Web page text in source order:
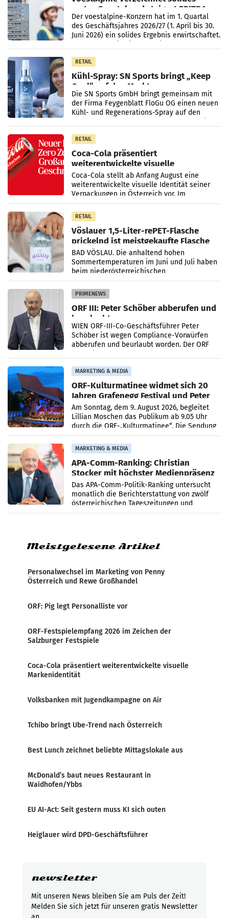
erstes Quartal und steigert EBITDA
Der voestalpine-Konzern hat im 1. Quartal
des Geschäftsjahres 2026/27 (1. April bis 30.
Juni 2026) ein solides Ergebnis erwirtschaftet.
RETAIL
Kühl-Spray: SN Sports bringt „Keep
Cool“ auf den Markt
Die SN Sports GmbH bringt gemeinsam mit
der Firma Feygenblatt FloGu OG einen neuen
Kühl- und Regenerations-Spray auf den
RETAIL
Coca-Cola präsentiert
weiterentwickelte visuelle
Markenidentität
Coca-Cola stellt ab Anfang August eine
weiterentwickelte visuelle Identität seiner
Verpackungen in Österreich vor. Im
Mittelpunkt des Redesigns stehen zentrale
Gestaltungselemente
RETAIL
Vöslauer 1,5-Liter-rePET-Flasche
prickelnd ist meistgekaufte Flasche
Österreichs
BAD VÖSLAU. Die anhaltend hohen
Sommertemperaturen im Juni und Juli haben
beim niederösterreichischen
Getränkehersteller Vöslauer zu deutlichen
Absatzzuwächsen geführt. Während
PRIMENEWS
ORF III: Peter Schöber abberufen und
beurlaubt
WIEN ORF-III-Co-Geschäftsführer Peter
Schöber ist wegen Compliance-Vorwürfen
abberufen und beurlaubt worden. Der ORF
MARKETING & MEDIA
ORF-Kulturmatinee widmet sich 20
Jahren Grafenegg Festival und Peter
Simonischek
Am Sonntag, dem 9. August 2026, begleitet
Lillian Moschen das Publikum ab 9.05 Uhr
durch die ORF-„Kulturmatinee“. Die Sendung
startet mit der Dokumentation „20 Jahre
Grafenegg
MARKETING & MEDIA
APA-Comm-Ranking: Christian
Stocker mit höchster Medienpräsenz
im Juli
Das APA-Comm-Politik-Ranking untersucht
monatlich die Berichterstattung von zwölf
österreichischen Tageszeitungen und
analysiert, welche Politikerinnen und
Meistgelesene Artikel
Personalwechsel im Marketing von Penny
Österreich und Rewe Großhandel
ORF: Pig legt Personalliste vor
ORF-Festspielempfang 2026 im Zeichen der
Salzburger Festspiele
Coca-Cola präsentiert weiterentwickelte visuelle
Markenidentität
Volksbanken mit Jugendkampagne on Air
Tchibo bringt Ube-Trend nach Österreich
Best Lunch zeichnet beliebte Mittagslokale aus
McDonald’s baut neues Restaurant in
Waidhofen/Ybbs
EU AI-Act: Seit gestern muss KI sich outen
Heiglauer wird DPD-Geschäftsführer
newsletter
Mit unseren News bleiben Sie am Puls der Zeit!
Melden Sie sich jetzt für unseren gratis Newsletter